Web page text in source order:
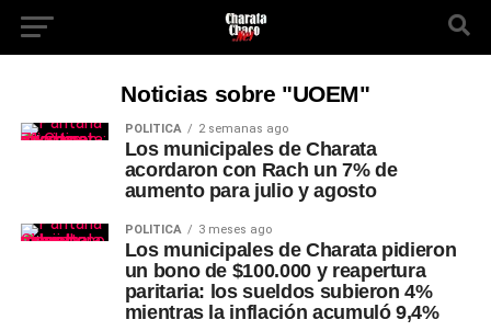
Noticias sobre "UOEM"
POLÍTICA 2 semanas ago
Los municipales de Charata
acordaron con Rach un 7% de
aumento para julio y agosto
POLÍTICA 3 meses ago
Los municipales de Charata pidieron
un bono de $100.000 y reapertura
paritaria: los sueldos subieron 4%
mientras la inflación acumuló 9,4%